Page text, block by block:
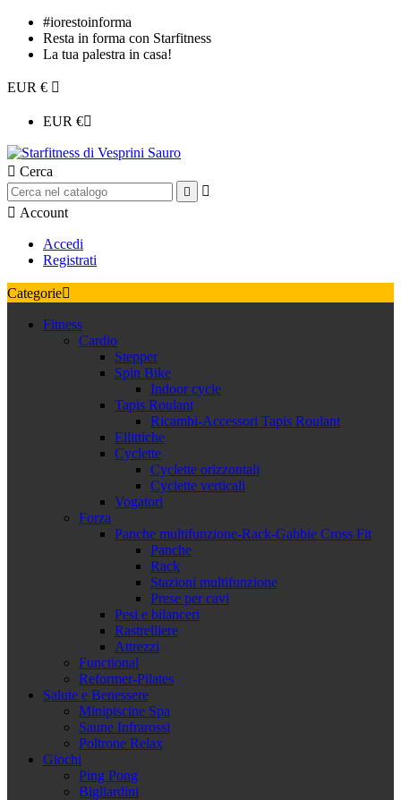
#iorestoinforma
Resta in forma con Starfitness
La tua palestra in casa!
EUR € 
EUR €
 Cerca


 Account
Accedi
Registrati
Categorie
Fitness
Cardio
Stepper
Spin Bike
Indoor cycle
Tapis Roulant
Ricambi-Accessori Tapis Roulant
Ellittiche
Cyclette
Cyclette orizzontali
Cyclette verticali
Vogatori
Forza
Panche multifunzione-Rack-Gabbie Cross Fit
Panche
Rack
Stazioni multifunzione
Prese per cavi
Pesi e bilanceri
Rastrelliere
Attrezzi
Functional
Reformer-Pilates
Salute e Benessere
Minipiscine Spa
Saune Infrarossi
Poltrone Relax
Giochi
Ping Pong
Bigliardini